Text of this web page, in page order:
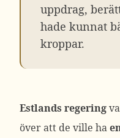
uppdrag,
hade kunnat
kroppar.
Estlands regering
över att de ville ha